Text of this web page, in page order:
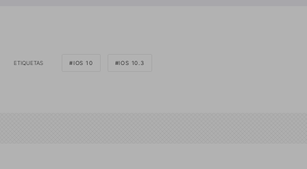
ETIQUETAS IOS 10 IOS 10.3